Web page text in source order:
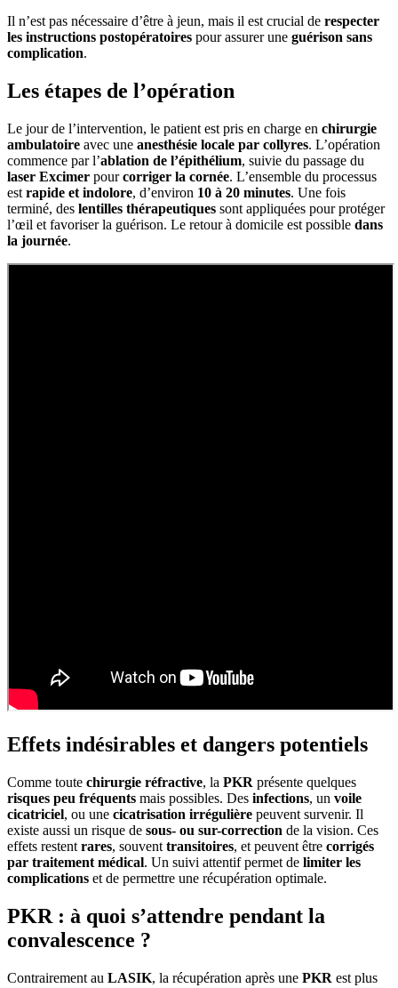
Il n’est pas nécessaire d’être à jeun, mais il est crucial de respecter
les instructions postopératoires pour assurer une guérison sans
complication.
Les étapes de l’opération
Le jour de l’intervention, le patient est pris en charge en chirurgie
ambulatoire avec une anesthésie locale par collyres. L’opération
commence par l’ablation de l’épithélium, suivie du passage du
laser Excimer pourcorriger la cornée. L’ensemble du processus
est rapide et indolore, d’environ 10 à 20 minutes. Une fois
terminé, des lentilles thérapeutiques sont appliquées pour protéger
l’œil et favoriser la guérison. Le retour à domicile est possible dans
la journée.
Effets indésirables et dangers potentiels
Comme toute chirurgie réfractive, la PKR présente quelques
risques peu fréquents mais possibles. Des infections, un voile
cicatriciel, ou une cicatrisation irrégulière peuvent survenir. Il
existe aussi un risque de sous- ou sur-correction de la vision. Ces
effets restent rares, souvent transitoires, et peuvent être corrigés
par traitement médical. Un suivi attentif permet de limiter les
complications et de permettre une récupération optimale.
PKR : à quoi s’attendre pendant la
convalescence ?
Contrairement au LASIK, la récupération après une PKR est plus